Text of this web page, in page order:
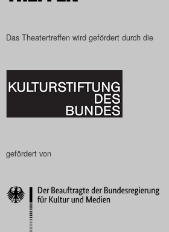
Das Theatertreffen wird gefördert durch die
gefördert von